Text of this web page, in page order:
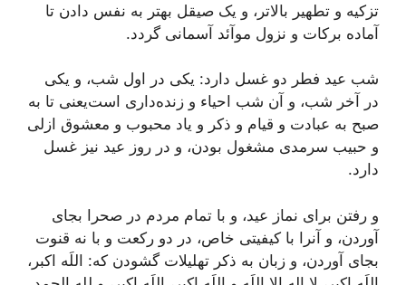
تزکيه و تطهير بالاتر، و يک صيقل بهتر به نفس دادن تا
آماده برکات و نزول موآئد آسمانى گردد.
شب عيد فطر دو غسل دارد: يکى در اول شب، و يکى
در آخر شب، و آن شب احياء و زنده‌دارى است‌يعنى تا به
صبح به عبادت و قيام و ذکر و ياد محبوب و معشوق ازلى
و حبيب سرمدى مشغول بودن، و در روز عيد نيز غسل
دارد.
و رفتن براى نماز عيد، و با تمام مردم در صحرا بجاى
آوردن، و آنرا با کيفيتى خاص، در دو رکعت و با نه قنوت
بجاى آوردن، و زبان به ذکر تهليلات گشودن که: اللَه اکبر،